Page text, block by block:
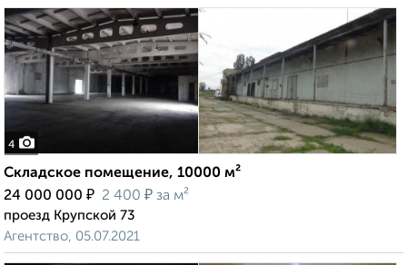
4
Складское помещение, 10000 м²
24 000 000 ₽ 2 400 ₽ за м²
проезд Крупской 73
Агентство, 05.07.2021